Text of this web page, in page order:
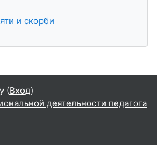
и скорби
(Вход)
деятельности педагога